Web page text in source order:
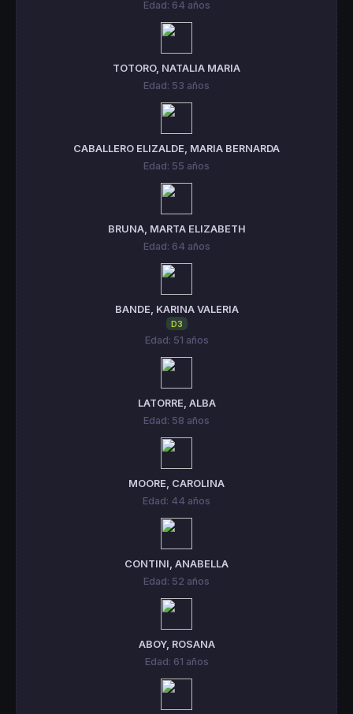
Edad: 64 años
TOTORO, NATALIA MARIA
Edad: 53 años
CABALLERO ELIZALDE, MARIA BERNARDA
Edad: 55 años
BRUNA, MARTA ELIZABETH
Edad: 64 años
BANDE, KARINA VALERIA
D3
Edad: 51 años
LATORRE, ALBA
Edad: 58 años
MOORE, CAROLINA
Edad: 44 años
CONTINI, ANABELLA
Edad: 52 años
ABOY, ROSANA
Edad: 61 años